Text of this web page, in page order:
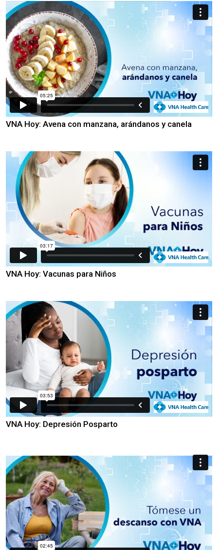
VNA Hoy: Avena con manzana, arándanos y canela
VNA Hoy: Vacunas para Niños
VNA Hoy: Depresión Posparto